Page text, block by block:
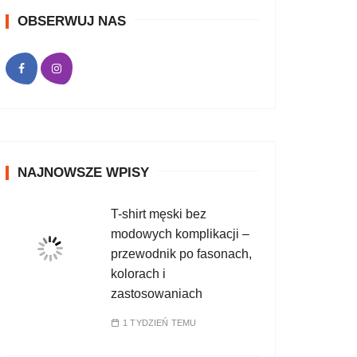
OBSERWUJ NAS
NAJNOWSZE WPISY
T-shirt męski bez
modowych komplikacji –
przewodnik po fasonach,
kolorach i
zastosowaniach
1 TYDZIEŃ TEMU